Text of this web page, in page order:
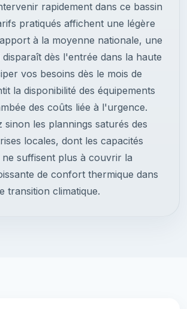
rapidement dans ce bassin
pratiqués affichent une légère
à la moyenne nationale, une
disparaît dès l'entrée dans la haute
vos besoins dès le mois de
la disponibilité des équipements
des coûts liée à l'urgence.
sinon les plannings saturés des
locales, dont les capacités
suffisent plus à couvrir la
de confort thermique dans
transition climatique.